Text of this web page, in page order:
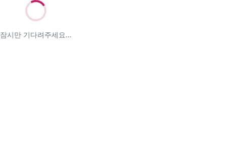
잠시만 기다려주세요...